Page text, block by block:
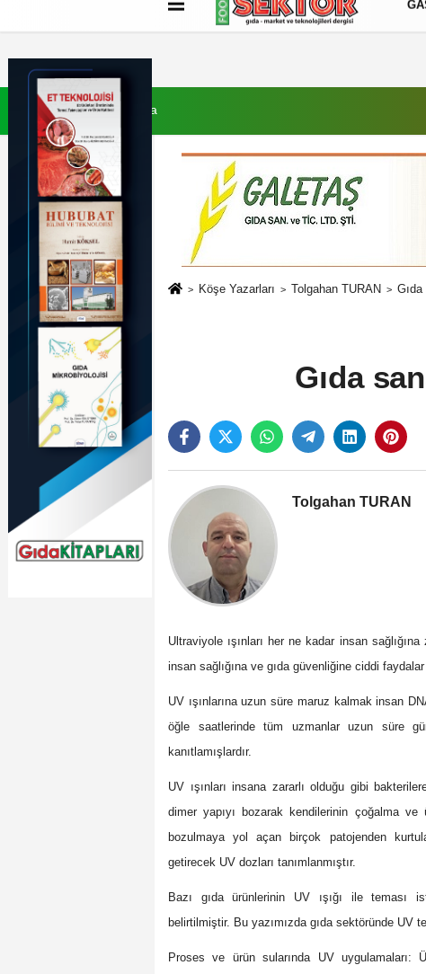
İletişim Çerez Politikası
7 Ağustos 2026, Cuma
Köşe Yazarları Tolgahan TURAN
Gıda
Tolgahan TURAN
Ultraviyole ışınları her ne kadar insan
insan sağlığına ve gıda güvenliğine ciddi
UV ışınlarına uzun süre maruz kalmak insan
öğle saatlerinde tüm uzmanlar uzun süre
kanıtlamışlardır.
UV ışınları insana zararlı olduğu gibi
dimer yapıyı bozarak kendilerinin çoğalma
bozulmaya yol açan birçok patojenden
getirecek UV dozları tanımlanmıştır.
Bazı gıda ürünlerinin UV ışığı ile teması
belirtilmiştir. Bu yazımızda gıda sektöründe UV
Proses ve ürün sularında UV uygulamaları: